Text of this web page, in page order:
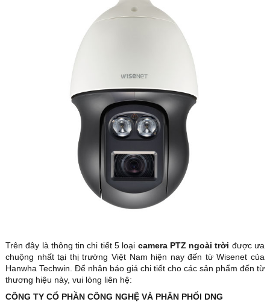
Trên đây là thông tin chi tiết 5 loại camera PTZ ngoài trời được ưa
chuộng nhất tại thị trường Việt Nam hiện nay đến từ Wisenet của
Hanwha Techwin. Để nhân báo giá chi tiết cho các sản phẩm đến từ
thương hiệu này, vui lòng liên hệ:
CÔNG TY CỔ PHẦN CÔNG NGHỆ VÀ PHÂN PHỐI DNG